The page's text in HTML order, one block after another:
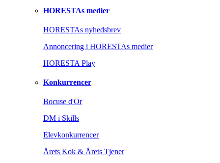
HORESTAs medier
HORESTAs nyhedsbrev
Annoncering i HORESTAs medier
HORESTA Play
Konkurrencer
Bocuse d'Or
DM i Skills
Elevkonkurrencer
Årets Kok & Årets Tjener